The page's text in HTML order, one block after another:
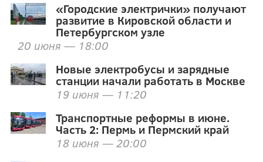
«Городские электрички» получают
развитие в Кировской области и
Петербургском узле
20 июня — 18:00
Новые электробусы и зарядные
станции начали работать в Москве
19 июня — 11:20
Транспортные реформы в июне.
Часть 2: Пермь и Пермский край
18 июня — 20:00